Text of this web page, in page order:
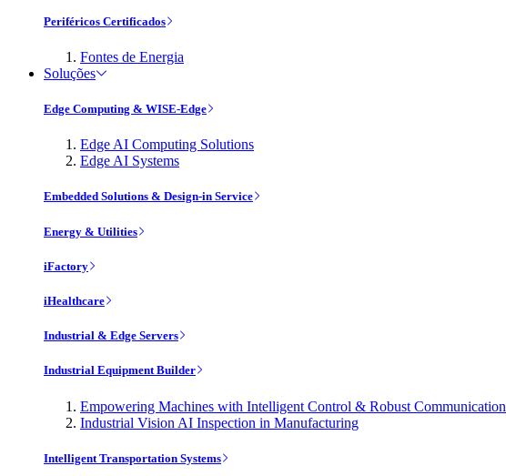
Periféricos Certificados
Fontes de Energia
Soluções
Edge Computing & WISE-Edge
Edge AI Computing Solutions
Edge AI Systems
Embedded Solutions & Design-in Service
Energy & Utilities
iFactory
iHealthcare
Industrial & Edge Servers
Industrial Equipment Builder
Empowering Machines with Intelligent Control & Robust Communication
Industrial Vision AI Inspection in Manufacturing
Intelligent Transportation Systems